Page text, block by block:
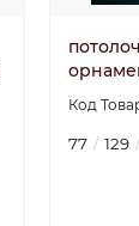
77 129